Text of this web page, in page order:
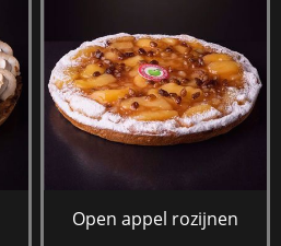
Open appel rozijnen